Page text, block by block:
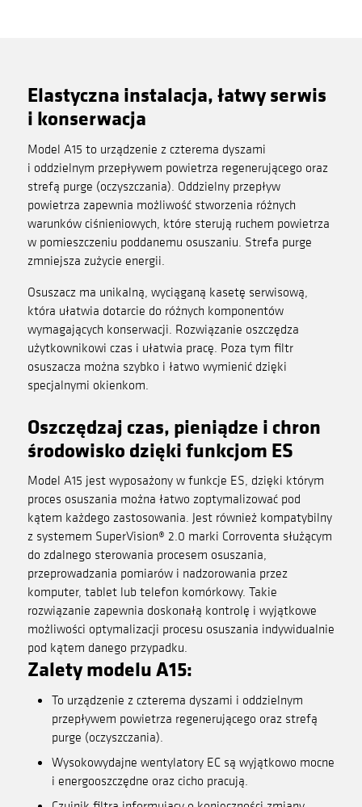
Elastyczna instalacja, łatwy serwis
i konserwacja
Model A15 to urządzenie z czterema dyszami
i oddzielnym przepływem powietrza regenerującego oraz
strefą purge (oczyszczania). Oddzielny przepływ
powietrza zapewnia możliwość stworzenia różnych
warunków ciśnieniowych, które sterują ruchem powietrza
w pomieszczeniu poddanemu osuszaniu. Strefa purge
zmniejsza zużycie energii.
Osuszacz ma unikalną, wyciąganą kasetę serwisową,
która ułatwia dotarcie do różnych komponentów
wymagających konserwacji. Rozwiązanie oszczędza
użytkownikowi czas i ułatwia pracę. Poza tym filtr
osuszacza można szybko i łatwo wymienić dzięki
specjalnymi okienkom.
Oszczędzaj czas, pieniądze i chron
środowisko dzięki funkcjom ES
Model A15 jest wyposażony w funkcje ES, dzięki którym
proces osuszania można łatwo zoptymalizować pod
kątem każdego zastosowania. Jest również kompatybilny
z systemem SuperVision® 2.0 marki Corroventa służącym
do zdalnego sterowania procesem osuszania,
przeprowadzania pomiarów i nadzorowania przez
komputer, tablet lub telefon komórkowy. Takie
rozwiązanie zapewnia doskonałą kontrolę i wyjątkowe
możliwości optymalizacji procesu osuszania indywidualnie
pod kątem danego przypadku.
Zalety modelu A15:
To urządzenie z czterema dyszami i oddzielnym
przepływem powietrza regenerującego oraz strefą
purge (oczyszczania).
Wysokowydajne wentylatory EC są wyjątkowo mocne
i energooszczędne oraz cicho pracują.